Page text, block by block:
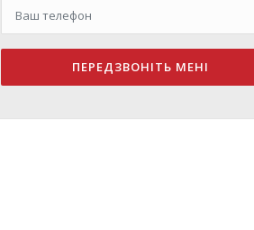
ПЕРЕДЗВОНІТЬ МЕНІ